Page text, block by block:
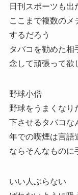
日刊スポーツも出
ここまで複数のメ
するだろう
タバコを勧めた相
念して頑張って欲
野球小僧
野球をうまくなり
下させるタバコな
年での喫煙は言語
ならそんなものに
いい人ぶらない